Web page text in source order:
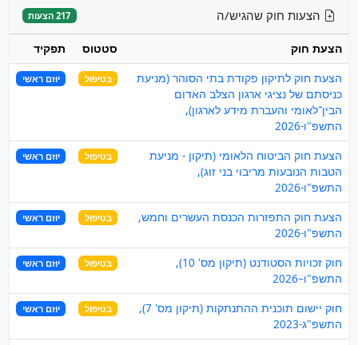
הצעות חוק שהגיש/ה 217 הצעות
הצעת חוק סטטוס
תפקיד
הצעת חוק לתיקון פקודת בתי הסוהר (מניעת
כניסתם של נציגי ארגון הצלב האדום
הבין־לאומי והעברת מידע לארגון),
התשפ"ו-2026
בטיפול יוזם ראשי
הצעת חוק הביטוח הלאומי (תיקון - מניעת
הטבות הנובעות מריבוי בני זוג),
התשפ"ו-2026
בטיפול יוזם ראשי
הצעת חוק התפזרות הכנסת העשרים וחמש,
התשפ"ו-2026
בטיפול יוזם ראשי
חוק זכויות הסטודנט (תיקון מס' 10),
התשפ"ו–2026
בטיפול יוזם ראשי
חוק יישום תוכנית ההתנתקות (תיקון מס' 7),
התשפ"ג-2023
בטיפול יוזם ראשי